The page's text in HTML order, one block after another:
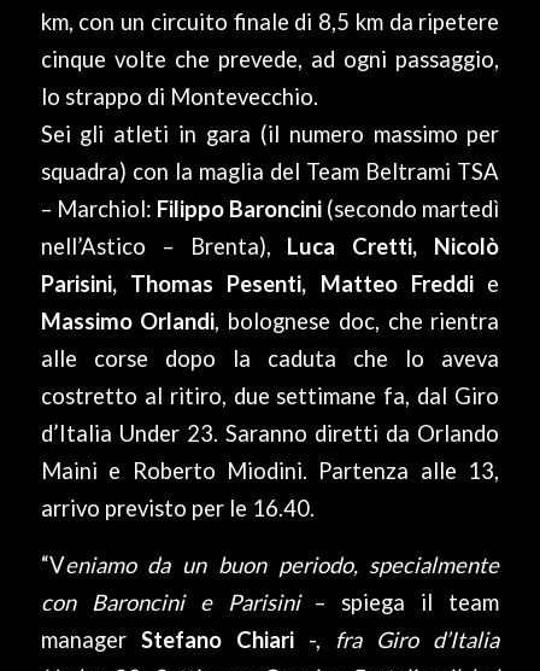
km, con un circuito finale di 8,5 km da ripetere
cinque volte che prevede, ad ogni passaggio,
lo strappo di Montevecchio.
Sei gli atleti in gara (il numero massimo per
squadra) con la maglia del Team Beltrami TSA
– Marchiol: Filippo Baroncini (secondo martedì
nell’Astico – Brenta), Luca Cretti, Nicolò
Parisini, Thomas Pesenti, Matteo Freddi e
Massimo Orlandi, bolognese doc, che rientra
alle corse dopo la caduta che lo aveva
costretto al ritiro, due settimane fa, dal Giro
d’Italia Under 23. Saranno diretti da Orlando
Maini e Roberto Miodini. Partenza alle 13,
arrivo previsto per le 16.40.
“Veniamo da un buon periodo, specialmente
con Baroncini e Parisini– spiega il team
manager Stefano Chiari -, fra Giro d’Italia